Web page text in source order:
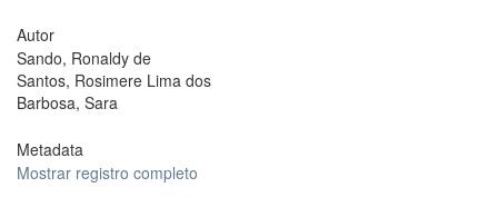
Autor
Sando, Ronaldy de
Santos, Rosimere Lima dos
Barbosa, Sara
Metadata
Mostrar registro completo